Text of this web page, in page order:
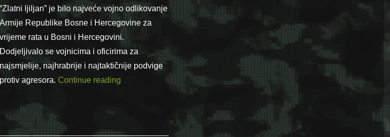
“Zlatni ljiljan” je bilo najveće vojno odlikovanje
Armije Republike Bosne i Hercegovine za
vrijeme rata u Bosni i Hercegovini.
Dodjeljivalo se vojnicima i oficirima za
najsmjelije, najhrabrije i najtaktičnije podvige
protiv agresora. Continue reading“9 maj – Dan Zlatnih Ljiljana Armije R BiH”